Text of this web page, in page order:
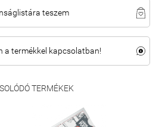
teszem
a termékkel kapcsolatban!
TERMÉKEK